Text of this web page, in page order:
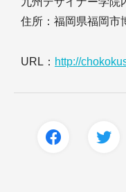
住所：福岡県福岡市
URL： http://